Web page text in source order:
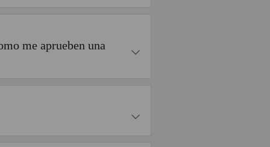
me aprueben una